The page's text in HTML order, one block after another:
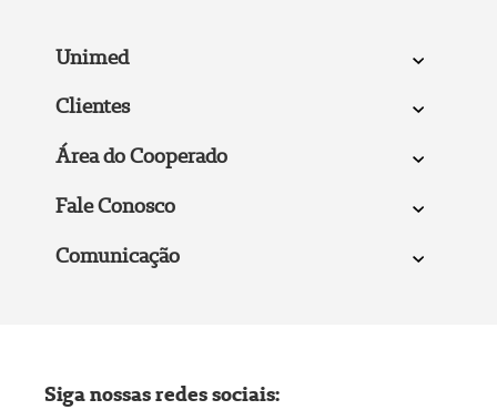
Unimed
Clientes
Área do Cooperado
Fale Conosco
Comunicação
Siga nossas redes sociais: